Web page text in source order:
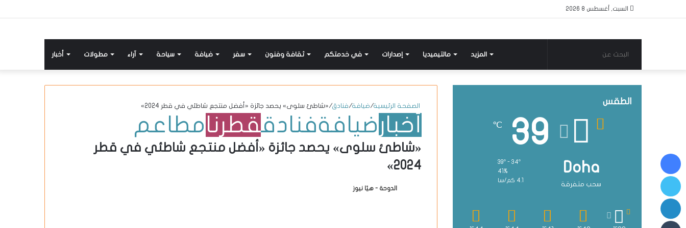
السبت, أغسطس 8 2026
أخبار مطولات آراء سياحة ضيافة سفر ثقافة وفنون في خدمتكم إصدارات مالتيميديا المزيد البحث
عن
الصفحة الرئيسية/ضيافة/فنادق/«شاطئ سلوى» يحصد جائزة «أفضل منتجع شاطئي في قطر 2024»
أخبار ضيافةفنادققطرنامطاعم
«شاطئ سلوى» يحصد جائزة «أفضل منتجع شاطئي في قطر
2024»
الدوحة - هيّا نيوز
الطقس
Doha
سحب متفرقة
39
℃
41%
4.1 كم/سا
فيسبوك
تويتر
لينكدإن